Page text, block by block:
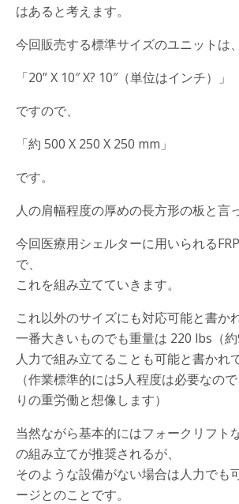
はあると考えます。
今回販売する標準サイズのユニットは、
「20” X 10″ X? 10″（単位はインチ）」
ですので、
「約 500 X 250 X 250 mm」
です。
人の肩幅程度の厚めの長方形の板と言
今回医療用シェルターに用いられる
で、
これを組み立てていきます。
これ以外のサイズにも対応可能と書か
一番大きいものでも重量は 220 lbs（約
人力で組み立てることも可能と書かれ
（作業標準的には5人程度は必要なの
りの重労働と想像します）
当然ながら基本的にはフォークリフト
の組み立てが推奨されるが、
そのような設備がない場合は人力でも
ージとのことです。